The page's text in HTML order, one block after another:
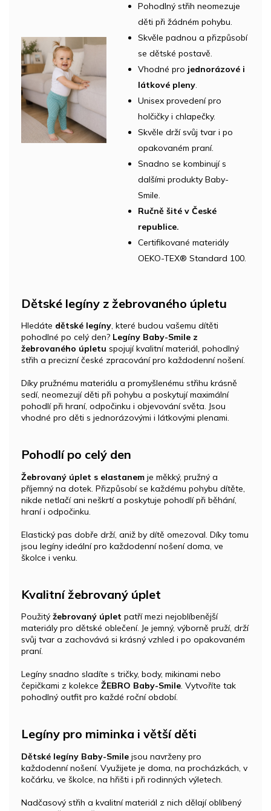
Pohodlný střih neomezuje
děti při žádném pohybu.
Skvěle padnou a přizpůsobí
se dětské postavě.
Vhodné pro jednorázové i
látkové pleny.
Unisex provedení pro
holčičky i chlapečky.
Skvěle drží svůj tvar i po
opakovaném praní.
Snadno se kombinují s
dalšími produkty Baby-
Smile.
Ručně šité v České
republice.
Certifikované materiály
OEKO-TEX® Standard 100.
Dětské legíny z žebrovaného úpletu
Hledáte dětské legíny, které budou vašemu dítěti
pohodlné po celý den? Legíny Baby-Smile z
žebrovaného úpletu spojují kvalitní materiál, pohodlný
střih a precizní české zpracování pro každodenní nošení.
Díky pružnému materiálu a promyšlenému střihu krásně
sedí, neomezují děti při pohybu a poskytují maximální
pohodlí při hraní, odpočinku i objevování světa. Jsou
vhodné pro děti s jednorázovými i látkovými plenami.
Pohodlí po celý den
Žebrovaný úplet s elastanem je měkký, pružný a
příjemný na dotek. Přizpůsobí se každému pohybu dítěte,
nikde netlačí ani neškrtí a poskytuje pohodlí při běhání,
hraní i odpočinku.
Elastický pas dobře drží, aniž by dítě omezoval. Díky tomu
jsou legíny ideální pro každodenní nošení doma, ve
školce i venku.
Kvalitní žebrovaný úplet
Použitý žebrovaný úplet patří mezi nejoblíbenější
materiály pro dětské oblečení. Je jemný, výborně pruží, drží
svůj tvar a zachovává si krásný vzhled i po opakovaném
praní.
Legíny snadno sladíte s tričky, body, mikinami nebo
čepičkami z kolekce ŽEBRO Baby-Smile. Vytvoříte tak
pohodlný outfit pro každé roční období.
Legíny pro miminka i větší děti
Dětské legíny Baby-Smile jsou navrženy pro
každodenní nošení. Využijete je doma, na procházkách, v
kočárku, ve školce, na hřišti i při rodinných výletech.
Nadčasový střih a kvalitní materiál z nich dělají oblíbený